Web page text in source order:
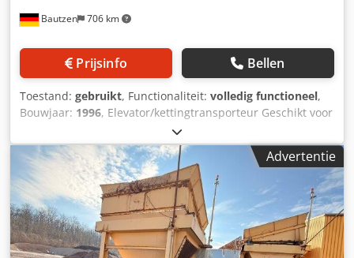
Bautzen 706 km
Prijsinfo Bellen
Toestand: gebruikt, Functionaliteit: volledig functioneel,
Bouwjaar: 1996, Elevator/kettingtransporteur Geschikt voor
het transporteren van bulkgoederen Hoogte: 26 m Credpfx
Aszq S Dasm Ejf
Advertentie